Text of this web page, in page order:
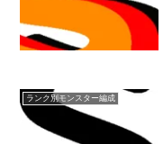
ランク別モンスター編成